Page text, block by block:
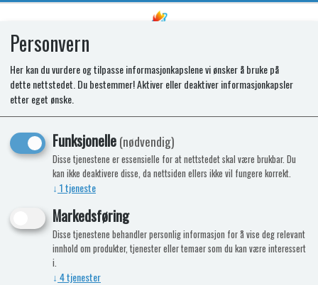
SR HINGE KIT FLAT SINGLE DOOR
Personvern
Her kan du vurdere og tilpasse informasjonkapslene vi ønsker å bruke på
dette nettstedet. Du bestemmer! Aktiver eller deaktiver informasjonkapsler
etter eget ønske.
Funksjonelle(nødvendig)
Disse tjenestene er essensielle for at nettstedet skal være brukbar. Du
kan ikke deaktivere disse, da nettsiden ellers ikke vil fungere korrekt.
↓ 1tjeneste
Markedsføring
Disse tjenestene behandler personlig informasjon for å vise deg relevant
innhold om produkter, tjenester eller temaer som du kan være interessert
i.
↓ 4tjenester